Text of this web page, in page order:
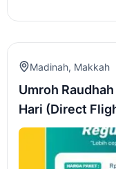
Madinah, Makkah
Umroh
Hari (Direct